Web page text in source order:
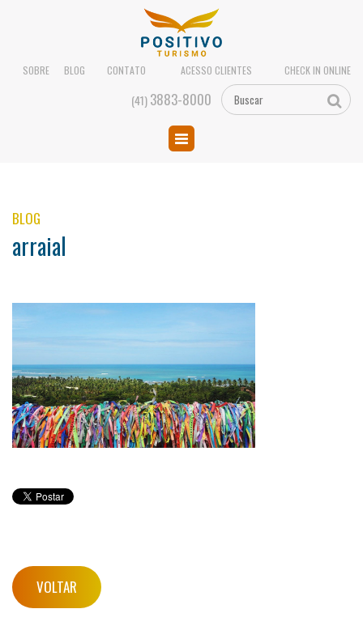
SOBRE BLOG CONTATO ACESSO CLIENTES CHECK IN ONLINE
(41)3883-8000
BLOG
arraial
VOLTAR